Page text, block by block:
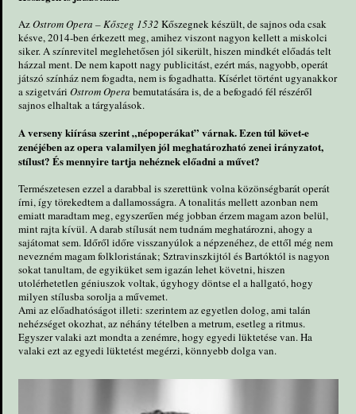
AzOstrom Opera – Kőszeg 1532 Kőszegnek készült, de sajnos oda csak
késve, 2014-ben érkezett meg, amihez viszont nagyon kellett a miskolci
siker. A színrevitel meglehetősen jól sikerült, hiszen mindkét előadás telt
házzal ment. De nem kapott nagy publicitást, ezért más, nagyobb, operát
játszó színház nem fogadta, nem is fogadhatta. Kísérlet történt ugyanakkor
a szigetvári Ostrom Opera bemutatására is, de a befogadó fél részéről
sajnos elhaltak a tárgyalások.
A verseny kiírása szerint „népoperákat” várnak. Ezen túl követ-e
zenéjében az opera valamilyen jól meghatározható zenei irányzatot,
stílust? És mennyire tartja nehéznek előadni a művet?
Természetesen ezzel a darabbal is szerettünk volna közönségbarát operát
írni, így törekedtem a dallamosságra. A tonalitás mellett azonban nem
emiatt maradtam meg, egyszerűen még jobban érzem magam azon belül,
mint rajta kívül. A darab stílusát nem tudnám meghatározni, ahogy a
sajátomat sem. Időről időre visszanyúlok a népzenéhez, de ettől még nem
nevezném magam folkloristának; Sztravinszkijtól és Bartóktól is nagyon
sokat tanultam, de egyiküket sem igazán lehet követni, hiszen
utolérhetetlen géniuszok voltak, úgyhogy döntse el a hallgató, hogy
milyen stílusba sorolja a művemet.
Ami az előadhatóságot illeti: szerintem az egyetlen dolog, ami talán
nehézséget okozhat, az néhány tételben a metrum, esetleg a ritmus.
Egyszer valaki azt mondta a zenémre, hogy egyedi lüktetése van. Ha
valaki ezt az egyedi lüktetést megérzi, könnyebb dolga van.